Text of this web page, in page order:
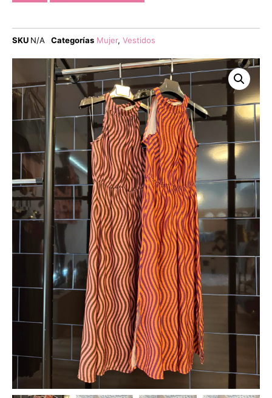
SKU N/A Categorías Mujer, Vestidos